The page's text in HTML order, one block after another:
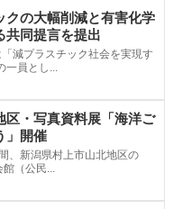
ご
み
プ
ェ
ク
の
クの大幅削減と有害化学
共同提言を提出
減プラスチック社会を実現す
一員とし...
区・写真資料展「海洋ご
」開催
、新潟県村上市山北地区の
館（公民...